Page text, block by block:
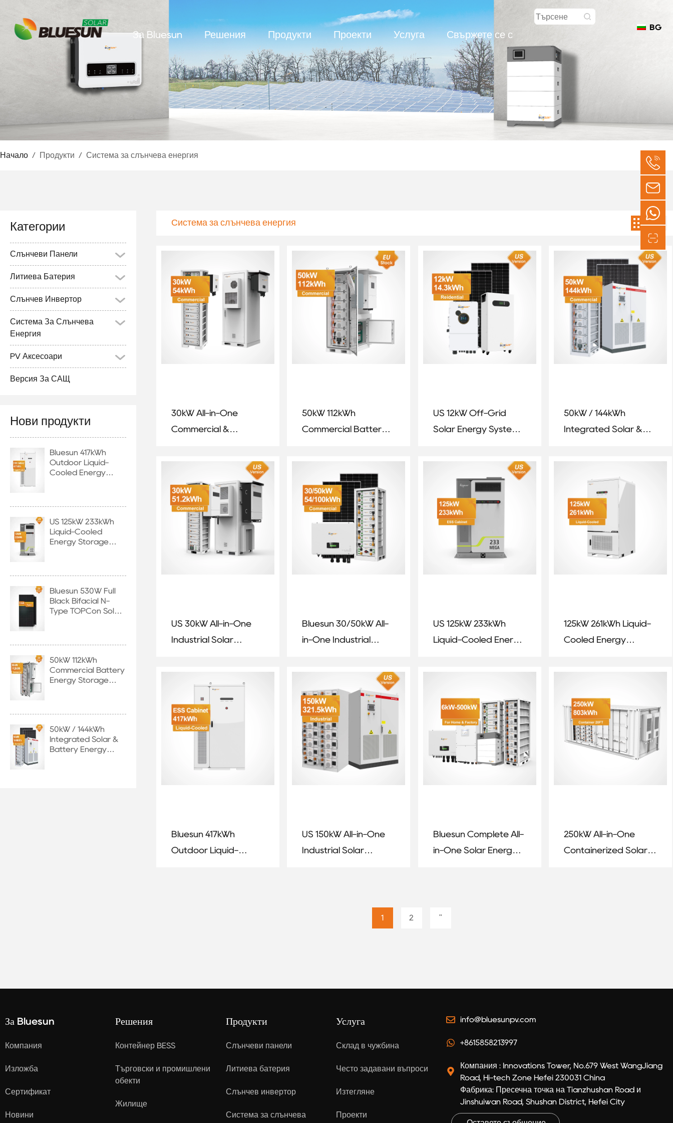
За Bluesun Решения Продукти Проекти Услуга Свържете се с
BG
Начало / Продукти / Система за слънчева енергия
Категории
Слънчеви Панели
Литиева Батерия
Слънчев Инвертор
Система За Слънчева
Енергия
PV Аксесоари
Версия За САЩ
Нови продукти
Bluesun 417kWh
Outdoor Liquid-
Cooled Energy
US 125kW 233kWh
Liquid-Cooled
Energy Storage
Bluesun 530W Full
Black Bifacial N-
Type TOPCon Solar
50kW 112kWh
Commercial Battery
Energy Storage
50kW / 144kWh
Integrated Solar &
Battery Energy
Система за слънчева енергия
30kW All-in-One
Commercial &
50kW 112kWh
Commercial Battery
US 12kW Off-Grid
Solar Energy System
50kW / 144kWh
Integrated Solar &
US 30kW All-in-One
Industrial Solar
Bluesun 30/50kW All-
in-One Industrial
System
US 125kW 233kWh
Liquid-Cooled Energy
125kW 261kWh Liquid-
Cooled Energy
Bluesun 417kWh
Outdoor Liquid-
US 150kW All-in-One
Industrial Solar
Bluesun Complete All-
in-One Solar Energy
250kW All-in-One
Containerized Solar
1 2 "
За Bluesun
Компания
Изложба
Сертификат
Новини
Решения
Контейнер BESS
Търговски и промишлени
обекти
Жилище
Продукти
Слънчеви панели
Литиева батерия
Слънчев инвертор
Система за слънчева
Услуга
Склад в чужбина
Често задавани въпроси
Изтегляне
Проекти
info@bluesunpv.com
+8615858213997
Компания : Innovations Tower, No.679 West WangJiang
Road, Hi-tech Zone Hefei 230031 China
Фабрика: Пресечна точка на Tianzhushan Road и
Jinshuiwan Road, Shushan District, Hefei City